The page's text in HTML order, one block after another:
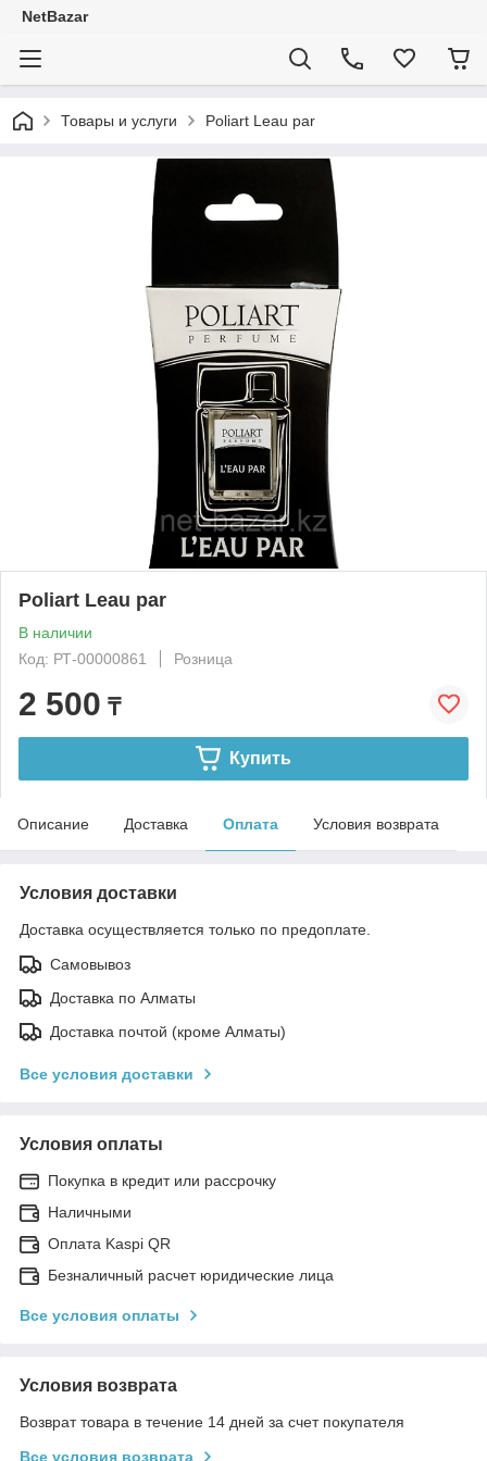
NetBazar
Товары и услуги Poliart Leau par
Poliart Leau par
В наличии
Код: РТ-00000861
Розница
2 500 ₸
Купить
Описание Доставка Оплата Условия возврата
Условия доставки
Доставка осуществляется только по предоплате.
Самовывоз
Доставка по Алматы
Доставка почтой (кроме Алматы)
Все условия доставки
Условия оплаты
Покупка в кредит или рассрочку
Наличными
Оплата Kaspi QR
Безналичный расчет юридические лица
Все условия оплаты
Условия возврата
Возврат товара в течение 14 дней за счет покупателя
Все условия возврата